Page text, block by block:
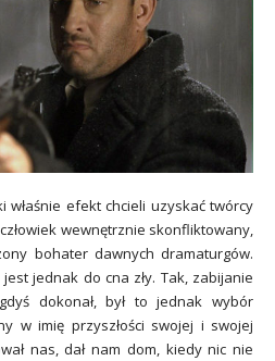
właśnie efekt chcieli uzyskać twórcy
wewnętrznie skonfliktowany,
bohater dawnych dramaturgów.
jednak do cna zły. Tak, zabijanie
dokonał, był to jednak wybór
w imię przyszłości swojej i swojej
nas, dał nam dom, kiedy nic nie